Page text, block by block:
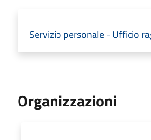
Servizio personale - Ufficio
Organizzazioni